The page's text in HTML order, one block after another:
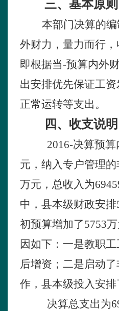
三、基本原则
本部门决算的
外财力，量力而行，
即根据当-预算内外
出安排优先保证工资
正常运转等支出。
四、收支说明
2016-决算预算
元，纳入专户管理
万元，总收入为
中，县本级财政安排
初预算增加了5753
因如下：一是教职
后增资；二是启动
作，县本级投入安排
决算总支出为